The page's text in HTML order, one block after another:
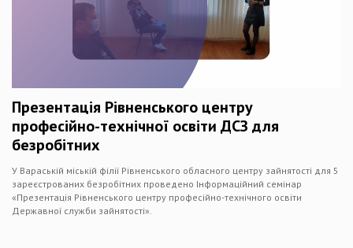
Презентація Рівненського центру
професійно-технічної освіти ДСЗ для
безробітних
У Вараській міській філії Рівненського обласного центру зайнятості для 5
зареєстрованих безробітних проведено Інформаційний семінар
«Презентація Рівненського центру професійно-технічного освіти
Державної служби зайнятості».